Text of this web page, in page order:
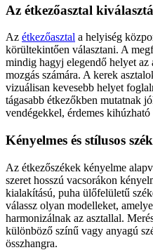
Az étkezőasztal
Az étkezőasztal a helyiség
körültekintően választani. A
mindig hagyj elegendő helyet az
mozgás számára. A kerek
vizuálisan kevesebb helyet
tágasabb étkezőkben mutatnak
vendégekkel, érdemes
Kényelmes és stílusos
Az étkezőszékek kényelme
szeret hosszú vacsorákon
kialakítású, puha ülőfelületű
válassz olyan modelleket,
harmonizálnak az asztallal.
különböző színű vagy anyagú
összhangra.